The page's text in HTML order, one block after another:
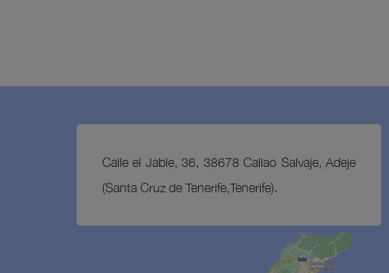
Calle el Jable, 36, 38678 Callao Salvaje, Adeje
(Santa Cruz de Tenerife,Tenerife).